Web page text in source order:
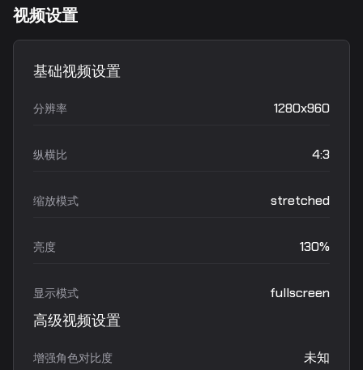
视频设置
基础视频设置
分辨率 1280x960
纵横比 4:3
缩放模式 stretched
亮度 130%
显示模式 fullscreen
高级视频设置
增强角色对比度 未知